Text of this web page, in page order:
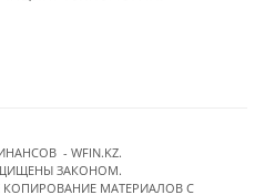
- WFIN.KZ.
ЗАКОНОМ.
МАТЕРИАЛОВ C